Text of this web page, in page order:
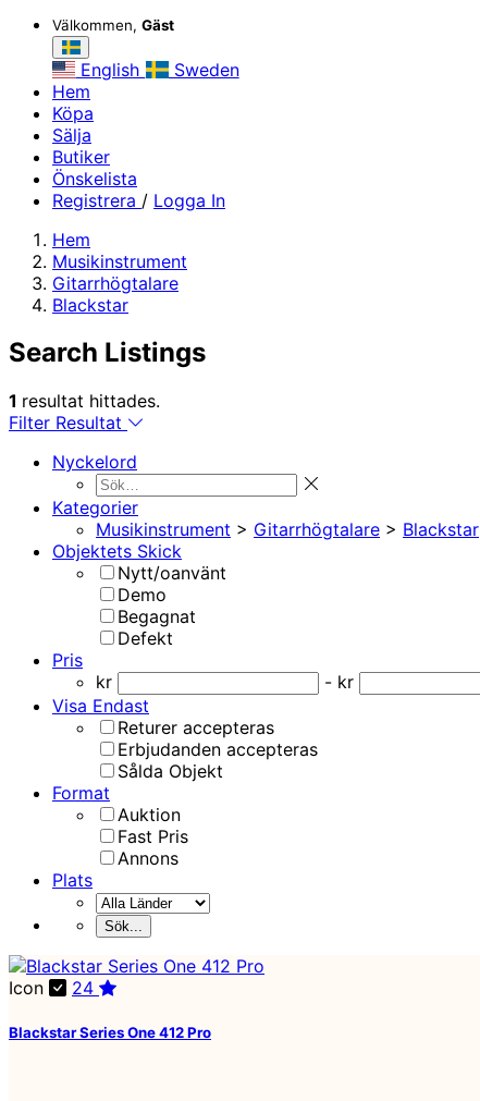
Välkommen, Gäst
English
Sweden
Hem
Köpa
Sälja
Butiker
Önskelista
Registrera / Logga In
Hem
Musikinstrument
Gitarrhögtalare
Blackstar
Search Listings
1 resultat hittades.
Filter Resultat
Nyckelord
Kategorier
Musikinstrument > Gitarrhögtalare > Blackstar
Objektets Skick
Nytt/oanvänt
Demo
Begagnat
Defekt
Pris
kr
- kr
Visa Endast
Returer accepteras
Erbjudanden accepteras
Sålda Objekt
Format
Auktion
Fast Pris
Annons
Plats
Icon 24
Blackstar Series One 412 Pro